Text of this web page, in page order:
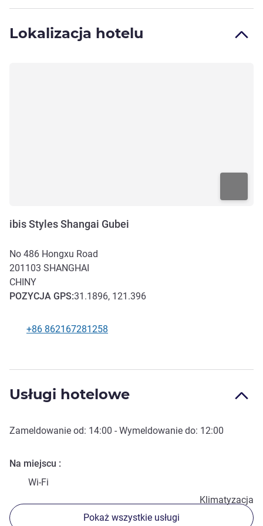
Lokalizacja hotelu
ibis Styles Shangai Gubei
No 486 Hongxu Road
201103 SHANGHAI
CHINY
POZYCJA GPS:31.1896, 121.396
Telefon
+86 862167281258
Usługi hotelowe
Zameldowanie od: 14:00 - Wymeldowanie do: 12:00
Na miejscu
Wi-Fi
Klimatyzacja
Pokaż wszystkie usługi